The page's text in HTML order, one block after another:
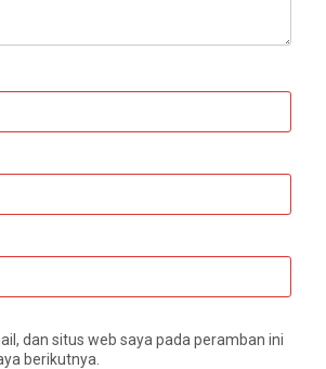
dan situs web saya pada peramban ini
berikutnya.